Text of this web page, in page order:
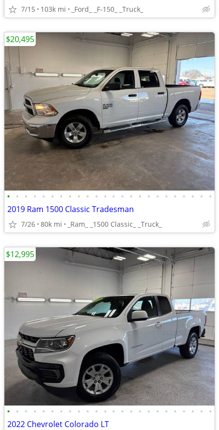
7/15 103k mi _Ford_ _F-150_ _Truck_
• • • • • • • • • • • • • • • • • • • • • • • •
2019 Ram 1500 Classic Tradesman
7/26 80k mi _Ram_ _1500 Classic_ _Truck_
$20,495
• • • • • • • • • • • • • • • • • • • • • • • •
2022 Chevrolet Colorado LT
$12,995